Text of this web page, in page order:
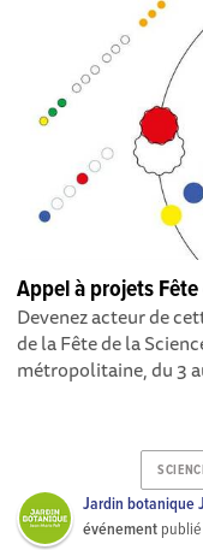
Appel à projets
Devenez acteur de
de la Fête de la
métropolitaine, du 3
Jardin botanique
événement